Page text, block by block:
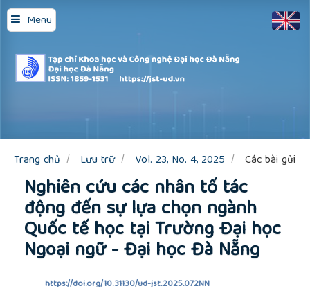
Menu
Quick
jump
to
page
content
Main
Sidebar
Trang chủ Lưu trữ Vol. 23, No. 4, 2025 Các bài gửi
Nghiên cứu các nhân tố tác
động đến sự lựa chọn ngành
Quốc tế học tại Trường Đại học
Ngoại ngữ - Đại học Đà Nẵng
https://doi.org/10.31130/ud-jst.2025.072NN